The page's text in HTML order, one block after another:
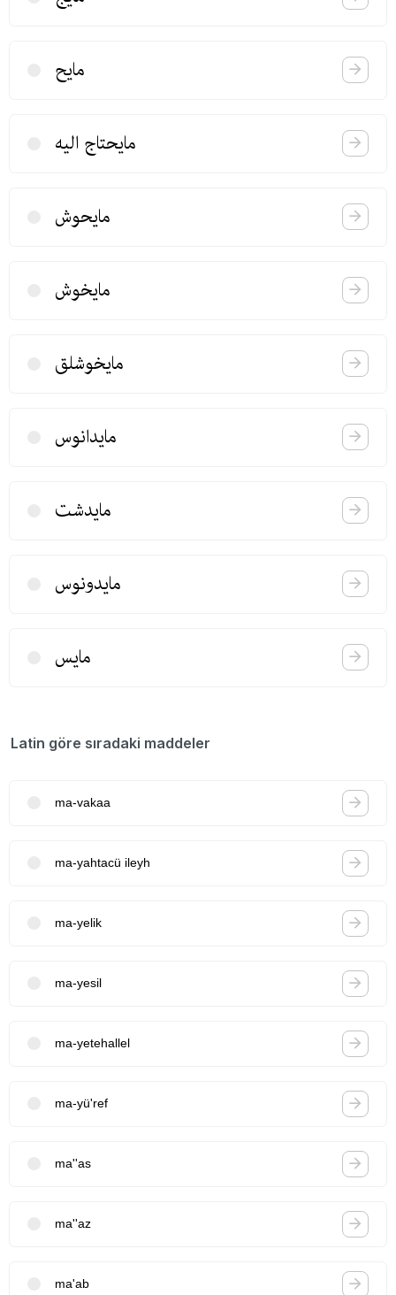
مایح
مایحتاج الیه
مایحوش
مایخوش
مایخوشلق
مایدانوس
مایدشت
مایدونوس
مایس
Latin göre sıradaki maddeler
ma-vakaa
ma-yahtacü ileyh
ma-yelik
ma-yesil
ma-yetehallel
ma-yü'ref
ma''as
ma''az
ma'ab